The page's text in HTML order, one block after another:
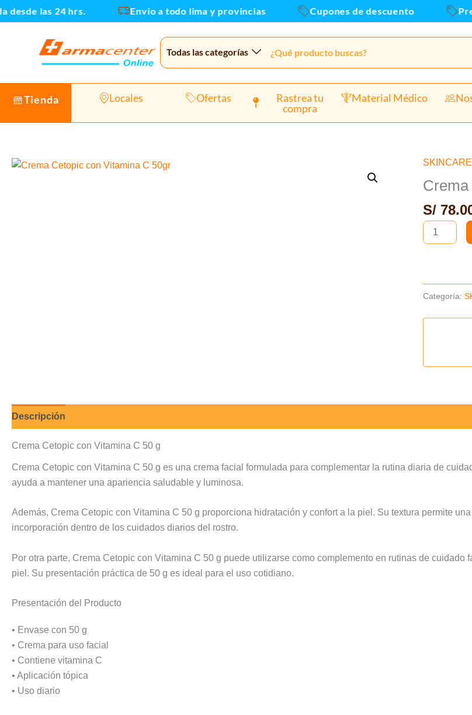
Ir
al
las 24 hrs. Envio a todo lima y provincias Cupones de descuento
Todas las categorías
Tienda Locales Ofertas
Rastrea tu
compra
Material Médico
SKINCARE
S/
Crema
Cetopic
Vitamina
C
50gr
Categoría:
Descripción
Crema Cetopic con Vitamina C 50 g
Crema Cetopic con Vitamina C 50 g es una crema facial formulada para complementar la rutina diaria de
ayuda a mantener una apariencia saludable y luminosa.
Además, Crema Cetopic con Vitamina C 50 g proporciona hidratación y confort a la piel. Su textura permite
incorporación dentro de los cuidados diarios del rostro.
Por otra parte, Crema Cetopic con Vitamina C 50 g puede utilizarse como complemento en rutinas de
piel. Su presentación práctica de 50 g es ideal para el uso cotidiano.
Presentación del Producto
• Envase con 50 g
• Crema para uso facial
• Contiene vitamina C
• Aplicación tópica
• Uso diario